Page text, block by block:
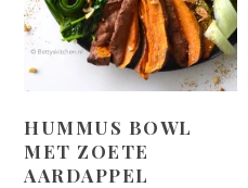
HUMMUS BOWL
MET ZOETE
AARDAPPEL